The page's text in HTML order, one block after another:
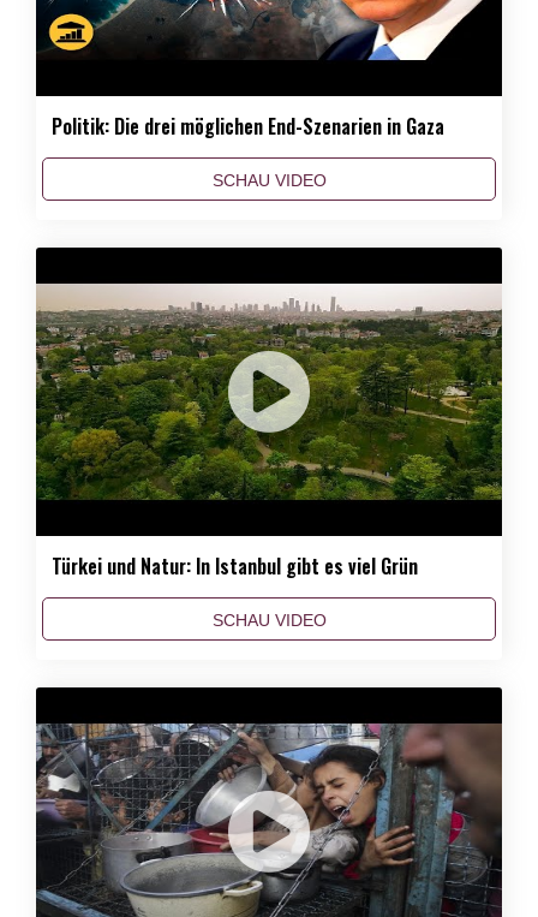
Politik: Die drei möglichen End-Szenarien in Gaza
SCHAU VIDEO
Türkei und Natur: In Istanbul gibt es viel Grün
SCHAU VIDEO